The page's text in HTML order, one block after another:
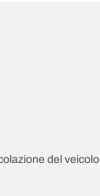
del